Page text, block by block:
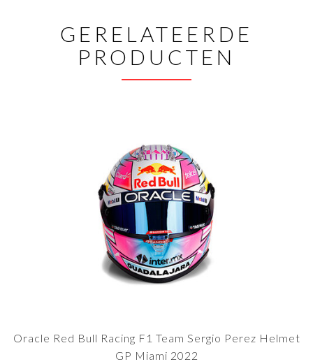
GERELATEERDE
PRODUCTEN
Oracle Red Bull Racing F1 Team Sergio Perez Helmet
GP Miami 2022